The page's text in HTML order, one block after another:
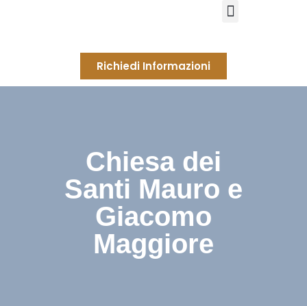
Richiedi Informazioni
Chiesa dei
Santi Mauro e
Giacomo
Maggiore